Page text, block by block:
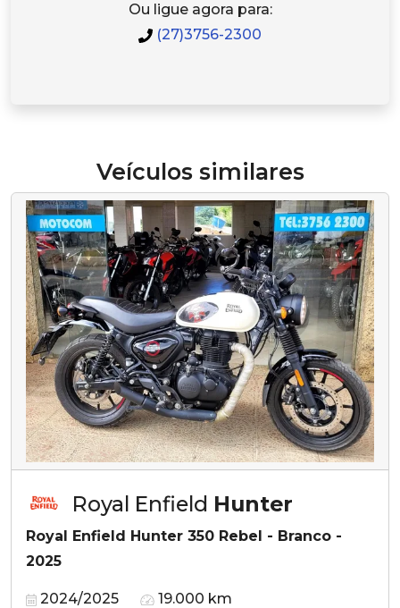
Ou ligue agora para:
(27)3756-2300
Veículos similares
Royal Enfield Hunter
Royal Enfield Hunter 350 Rebel - Branco -
2025
2024/2025 19.000 km